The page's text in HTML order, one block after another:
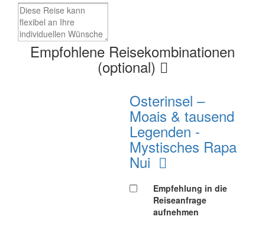
Empfohlene Reisekombinationen
(optional)
Osterinsel –
Moais & tausend
Legenden -
Mystisches Rapa
Nui
Empfehlung in die
Reiseanfrage
aufnehmen